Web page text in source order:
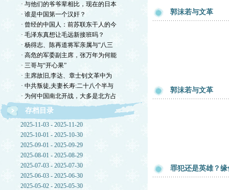
· 与他们的爷爷辈相比，现在的日本
· 谁是中国第一个汉奸？
· 曾经的中国人：前苏联东干人的今
· 毛泽东真想让毛远新接班吗？
· 杨得志、陈再道将军亲属与“八三
· 高危的军委副主席，张万年为何能
· 三哥与“开心果”
· 主席故旧,李达、章士钊文革中为
· 中共叛徒,夫妻长寿:二十八个半与
· 为何中国南北开战，大多是北方占
存档目录
2025-11-03 - 2025-11-20
2025-10-01 - 2025-10-30
2025-09-01 - 2025-09-29
2025-08-01 - 2025-08-29
2025-07-03 - 2025-07-30
2025-06-03 - 2025-06-30
2025-05-02 - 2025-05-30
郭沫若与文革
郭沫若与文革
罪犯还是英雄？